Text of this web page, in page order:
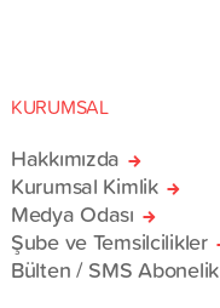
KURUMSAL
Hakkımızda
Kurumsal Kimlik
Medya Odası
Şube ve Temsilcilikler
Bülten / SMS Abonelik